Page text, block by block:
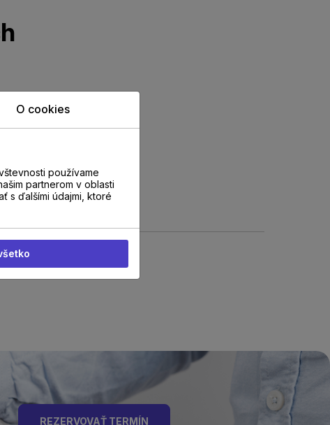
REZERVOVAŤ TERMÍN
O cookies
používame
partnerom v oblasti
s ďalšími údajmi, ktoré